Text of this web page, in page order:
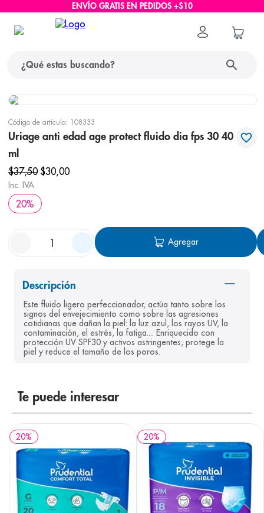
ENVÍO GRATIS EN PEDIDOS +$10
Código de artículo: 108333
Uriage anti edad age protect fluido dia fps 30 40
ml
$37,50 $30,00
Inc. IVA
20%
Agregar
Descripción
Este fluido ligero perfeccionador, actúa tanto sobre los
signos del envejecimiento como sobre las agresiones
cotidianas que dañan la piel: la luz azul, los rayos UV, la
contaminación, el estrés, la fatiga.... Enriquecido con
protección UV SPF30 y activos astringentes, protege la
piel y reduce el tamaño de los poros.
Te puede interesar
20% 20%
términos más buscados
1. protector solar
3. eucerin
4. cerave
5.
bioderma
7. shampoo
9 panolini
10. prueba embarazo